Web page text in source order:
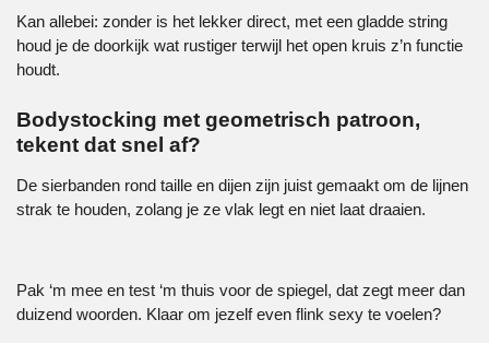
Kan allebei: zonder is het lekker direct, met een gladde string
houd je de doorkijk wat rustiger terwijl het open kruis z’n functie
houdt.
Bodystocking met geometrisch patroon,
tekent dat snel af?
De sierbanden rond taille en dijen zijn juist gemaakt om de lijnen
strak te houden, zolang je ze vlak legt en niet laat draaien.
Pak ‘m mee en test ‘m thuis voor de spiegel, dat zegt meer dan
duizend woorden. Klaar om jezelf even flink sexy te voelen?